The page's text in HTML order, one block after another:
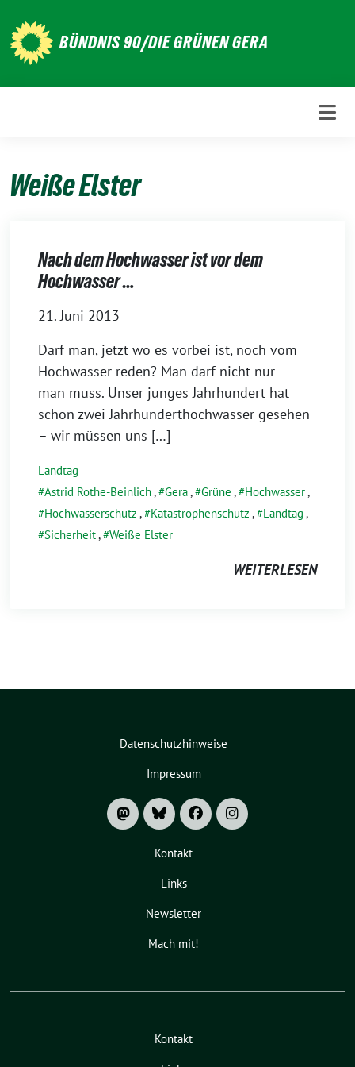
zum
Inhalt
BÜNDNIS 90/DIE GRÜNEN GERA
Weiße Elster
Nach dem Hochwasser ist vor dem
Hochwasser …
21. Juni 2013
Darf man, jetzt wo es vorbei ist, noch vom
Hochwasser reden? Man darf nicht nur –
man muss. Unser junges Jahrhundert hat
schon zwei Jahrhunderthochwasser gesehen
– wir müssen uns […]
Landtag
Astrid Rothe-Beinlich, Gera, Grüne , Hochwasser,
Hochwasserschutz , Katastrophenschutz , Landtag ,
Sicherheit, Weiße Elster
WEITERLESEN
Datenschutzhinweise
Impressum
Kontakt
Links
Newsletter
Mach mit!
Kontakt